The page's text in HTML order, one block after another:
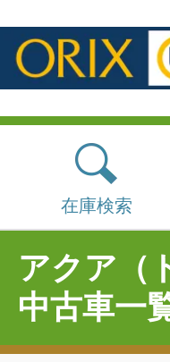
在庫検索
アクア（
中古車一